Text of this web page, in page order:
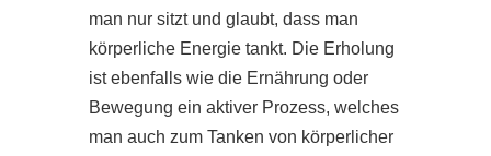
man nur sitzt und glaubt, dass man
körperliche Energie tankt. Die Erholung
ist ebenfalls wie die Ernährung oder
Bewegung ein aktiver Prozess, welches
man auch zum Tanken von körperlicher